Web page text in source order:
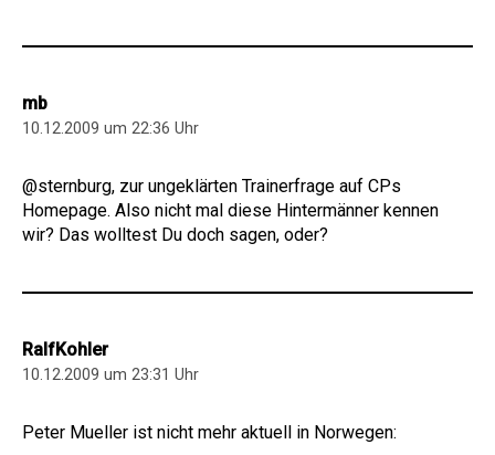
mb
10.12.2009 um 22:36 Uhr
@sternburg, zur ungeklärten Trainerfrage auf CPs
Homepage. Also nicht mal diese Hintermänner kennen
wir? Das wolltest Du doch sagen, oder?
RalfKohler
10.12.2009 um 23:31 Uhr
Peter Mueller ist nicht mehr aktuell in Norwegen: